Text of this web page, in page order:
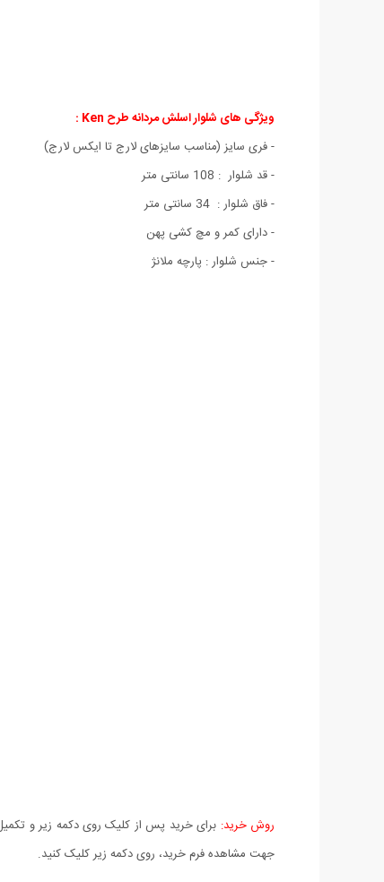
ویژگی های شلوار اسلش مردانه طرح Ken :
- فری سایز (مناسب سایزهای لارج تا ایکس لارج)
- قد شلوار : 108 سانتی متر
- فاق شلوار : 34 سانتی متر
- دارای کمر و مچ کشی پهن
- جنس شلوار : پارچه ملانژ
روش خرید: برای خرید پس از کلیک روی دکمه زیر و
جهت مشاهده فرم خرید، روی دکمه زیر کلیک کنید.